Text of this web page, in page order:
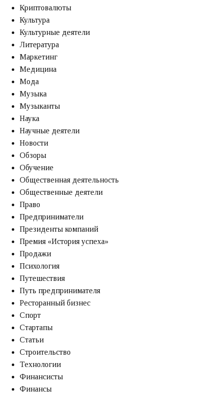
Криптовалюты
Культура
Культурные деятели
Литература
Маркетинг
Медицина
Мода
Музыка
Музыканты
Наука
Научные деятели
Новости
Обзоры
Обучение
Общественная деятельность
Общественные деятели
Право
Предприниматели
Президенты компаний
Премия «‎История успеха»‎
Продажи
Психология
Путешествия
Путь предпринимателя
Ресторанный бизнес
Спорт
Стартапы
Статьи
Строительство
Технологии
Финансисты
Финансы